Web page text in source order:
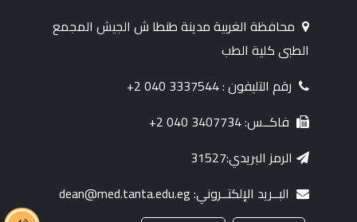
محافظة الغربية مدينة طنطا ش الجيش المجمع
الطبى كلية الطب
رقم التليفون : 3337544 040 2+
فاكــس: 3407734 040 2+
الرمز البريدي:31527
البــريد الإلكتــروني: dean@med.tanta.edu.eg